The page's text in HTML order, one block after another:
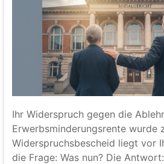
Ihr Widerspruch gegen die
Erwerbsminderungsrente wurde
Widerspruchsbescheid liegt vor
die Frage: Was nun? Die